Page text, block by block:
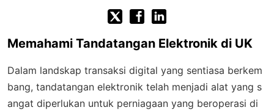
Memahami Tandatangan Elektronik di UK
Dalam landskap transaksi digital yang sentiasa berkem
bang, tandatangan elektronik telah menjadi alat yang s
angat diperlukan untuk perniagaan yang beroperasi di